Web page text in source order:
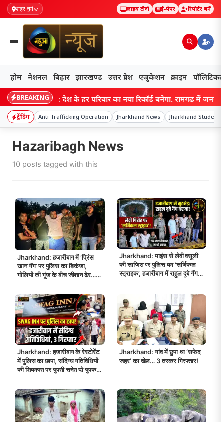
शहर चुनें लाइव टीवी ई-पेपर रिपोर्टर बनें
होम नेशनल बिहार झारखण्ड उत्तर प्रदेश एजुकेशन क्राइम
BREAKING
Jharkhand: देश के हर परिवार का नया रिकॉर्ड बनेगा, रामगढ़ में
ट्रेंडिंग Anti Trafficking Operation Jharkhand News Jharkhand Student
Hazaribagh News
10 posts tagged with this
Jharkhand: हजारीबाग में ‘प्रिंस
खान गैंग’ पर पुलिस का शिकंजा,
गोलियों की गूंज के बीच जीशान ढेर…
Jharkhand: माइंस से लेवी वसूली
की साजिश पर पुलिस का ‘सर्जिकल
स्ट्राइक’, हजारीबाग में राहुल दुबे गैंग से
Jharkhand: हजारीबाग के रेस्टोरेंट
में पुलिस का छापा, संदिग्ध गतिविधियों
की शिकायत पर युवती समेत दो युवक
Jharkhand: गांव में छुपा था ‘सफेद
जहर’ का खेल… 3 तस्कर गिरफ्तार!